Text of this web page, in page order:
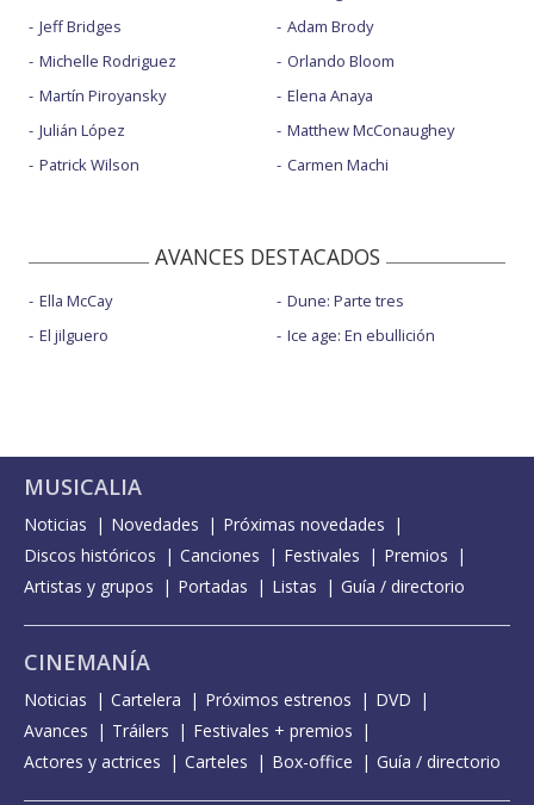
Jeff Bridges
Michelle Rodriguez
Martín Piroyansky
Julián López
Patrick Wilson
Adam Brody
Orlando Bloom
Elena Anaya
Matthew McConaughey
Carmen Machi
AVANCES DESTACADOS
Ella McCay
El jilguero
Dune: Parte tres
Ice age: En ebullición
MUSICALIA
Noticias Novedades
Próximas novedades
Discos históricos
Canciones Festivales
Premios
Artistas y grupos
Portadas Listas Guía / directorio
CINEMANÍA
Noticias Cartelera Próximos estrenos
DVD
Avances
Tráilers
Festivales + premios
Actores y actrices
Carteles Box-office Guía / directorio